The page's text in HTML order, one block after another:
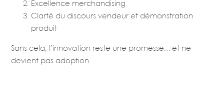
Excellence merchandising
Clarté du discours vendeur et démonstration
produit
Sans cela, l’innovation reste une promesse… et ne
devient pas adoption.